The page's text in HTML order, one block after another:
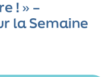
! » –
la Semaine